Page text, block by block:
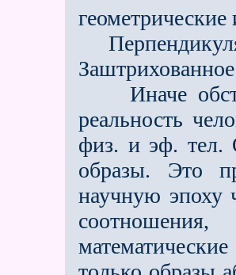
Иначе
реальность
физ. и эф. тел.
образы. Это
научную эпоху